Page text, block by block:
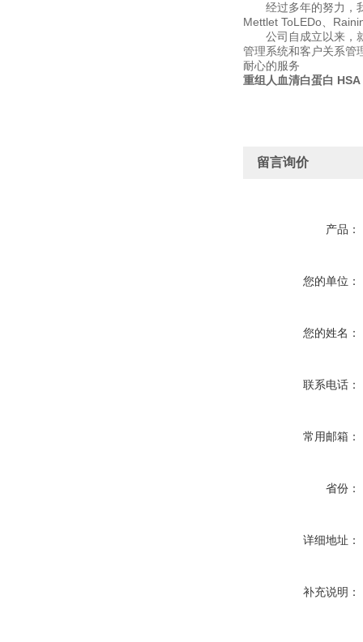
经过多年的努力，我
Mettlet ToLEDo、
公司自成立以来，就
管理系统和客户关系管
耐心的服务
重组人血清白蛋白
留言询价
产品：
您的单位：
您的姓名：
联系电话：
常用邮箱：
省份：
详细地址：
补充说明：